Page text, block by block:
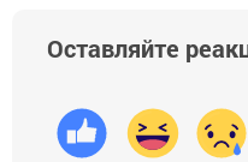
Оставляйте